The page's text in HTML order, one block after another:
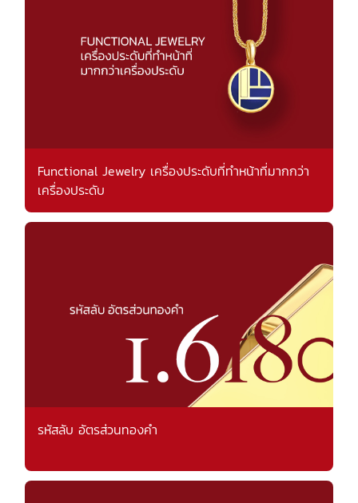
Functional Jewelry เครื่องประดับที่ทำหน้าที่มากกว่า
เครื่องประดับ
รหัสลับ อัตรส่วนทองคำ